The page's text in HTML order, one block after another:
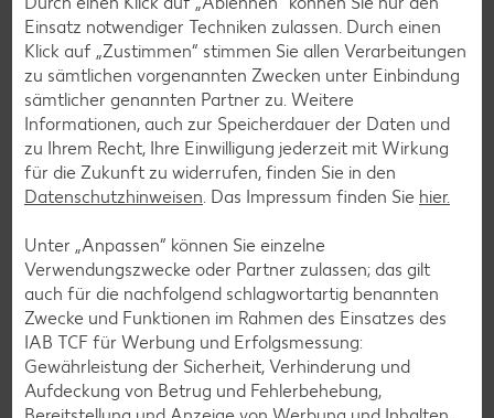
E-Ladestationen
Wir setzen auf nachhaltige E-Mobilität. An unseren Elektro-
Ladestationen deiner Kaufland-Filiale kannst du dein E-
Fahrzeug während unserer Öffnungszeiten aufladen.
Weitere Informationen
Einsatz notwendiger Techniken zulassen. Durch einen
Klick auf „Zustimmen“ stimmen Sie allen Verarbeitungen
zu sämtlichen vorgenannten Zwecken unter Einbindung
sämtlicher genannten Partner zu. Weitere
Informationen, auch zur Speicherdauer der Daten und
zu Ihrem Recht, Ihre Einwilligung jederzeit mit Wirkung
für die Zukunft zu widerrufen, finden Sie in den
Datenschutzhinweisen. Das Impressum finden Sie hier.
Unter „Anpassen“ können Sie einzelne
Verwendungszwecke oder Partner zulassen; das gilt
auch für die nachfolgend schlagwortartig benannten
Zwecke und Funktionen im Rahmen des Einsatzes des
IAB TCF für Werbung und Erfolgsmessung:
Gewährleistung der Sicherheit, Verhinderung und
Aufdeckung von Betrug und Fehlerbehebung,